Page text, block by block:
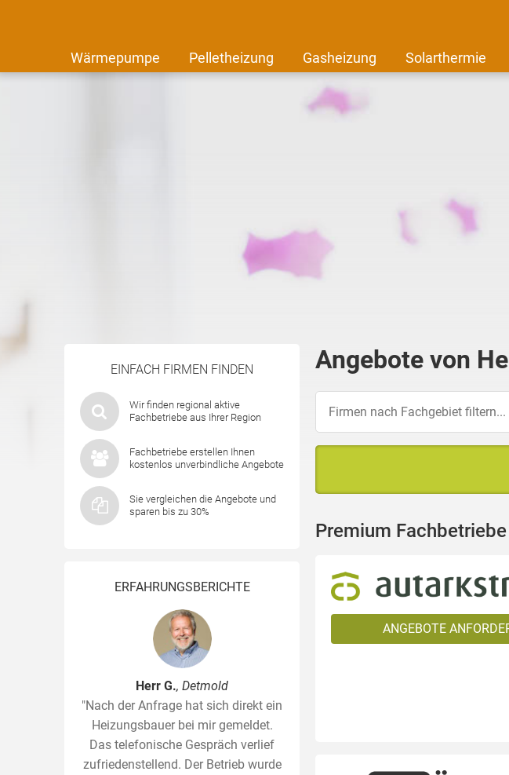
Wärmepumpe Pelletheizung Gasheizung Solarthermie
EINFACH FIRMEN FINDEN
Wir finden regional aktive
Fachbetriebe aus Ihrer Region
Fachbetriebe erstellen Ihnen
kostenlos unverbindliche Angebote
Sie vergleichen die Angebote und
sparen bis zu 30%
ERFAHRUNGSBERICHTE
Herr G., Detmold
"Nach der Anfrage hat sich direkt ein
Heizungsbauer bei mir gemeldet.
Das telefonische Gespräch verlief
zufriedenstellend. Der Betrieb wurde
Angebote von
Premium
ANGEBOTE